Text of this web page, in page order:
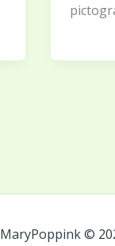
MaryPoppink ©